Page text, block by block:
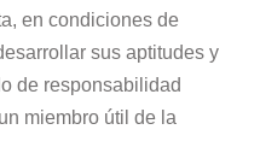
en condiciones de
sus aptitudes y
de responsabilidad
miembro útil de la